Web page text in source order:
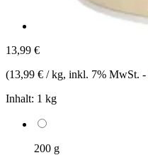
13,99 €
(13,99 € / kg, inkl. 7% MwSt. -
Inhalt: 1 kg
200 g